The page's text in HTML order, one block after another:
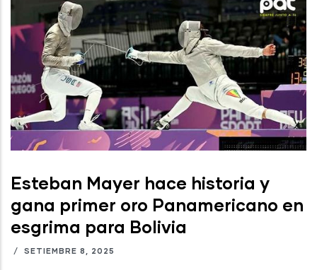
Esteban Mayer hace historia y
gana primer oro Panamericano en
esgrima para Bolivia
/ SETIEMBRE 8, 2025